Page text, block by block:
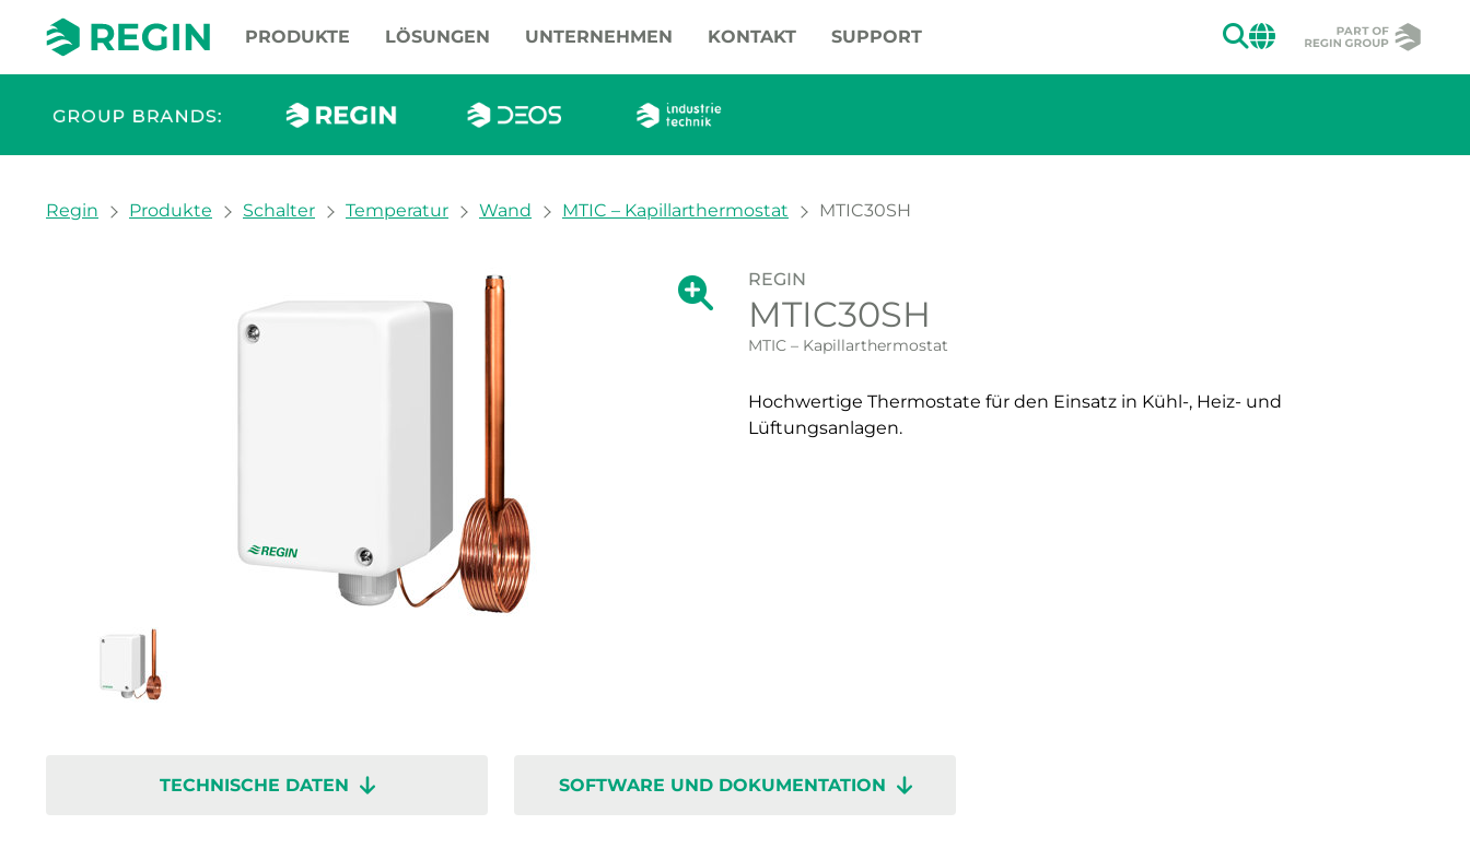
PRODUKTE LÖSUNGEN UNTERNEHMEN KONTAKT SUPPORT SUCHEN
CHANGE
You are here:
Regin Produkte Schalter Temperatur Wand MTIC – Kapillarthermostat MTIC30SH
Zeige große Version des Bildes.
Zeige große Version des Bildes.
REGIN
MTIC30SH
MTIC – Kapillarthermostat
Hochwertige Thermostate für den Einsatz in Kühl-, Heiz- und
Lüftungsanlagen.
TECHNISCHE DATEN SOFTWARE UND DOKUMENTATION